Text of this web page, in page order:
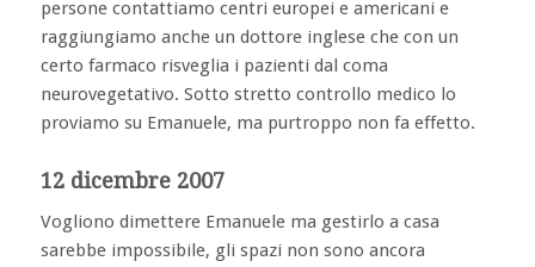
persone contattiamo centri europei e americani e
raggiungiamo anche un dottore inglese che con un
certo farmaco risveglia i pazienti dal coma
neurovegetativo. Sotto stretto controllo medico lo
proviamo su Emanuele, ma purtroppo non fa effetto.
12 dicembre 2007
Vogliono dimettere Emanuele ma gestirlo a casa
sarebbe impossibile, gli spazi non sono ancora